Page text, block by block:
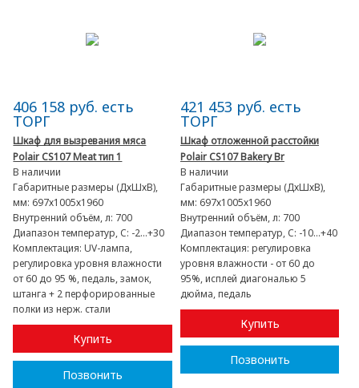
406 158 руб. есть
ТОРГ
Шкаф для вызревания мяса
Polair CS107 Meat тип 1
В наличии
Габаритные размеры (ДхШхВ),
мм: 697х1005х1960
Внутренний объём, л: 700
Диапазон температур, C: -2…+30
Комплектация:UV-лампа,
регулировка уровня влажности
от 60 до 95 %, педаль, замок,
штанга + 2 перфорированные
полки из нерж. стали
Купить
Позвонить
421 453 руб. есть
ТОРГ
Шкаф отложенной расстойки
Polair CS107 Bakery Br
В наличии
Габаритные размеры (ДхШхВ),
мм: 697х1005х1960
Внутренний объём, л: 700
Диапазон температур, C: -10...+40
Комплектация: регулировка
уровня влажности - от 60 до
95%, исплей диагональю 5
дюйма, педаль
Купить
Позвонить